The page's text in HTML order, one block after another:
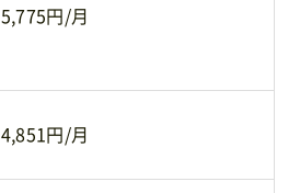
5,775円/月
4,851円/月